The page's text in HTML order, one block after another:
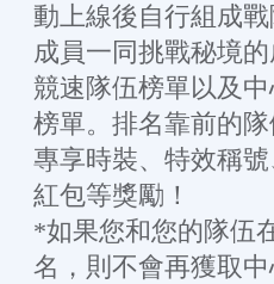
動上線後自行組成
成員一同挑戰秘境
競速隊伍榜單以及
榜單。排名靠前的
專享時裝、特效稱
紅包等獎勵！
*如果您和您的隊伍
名，則不會再獲取